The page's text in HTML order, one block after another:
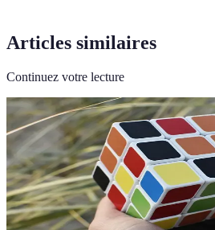
Articles similaires
Continuez votre lecture